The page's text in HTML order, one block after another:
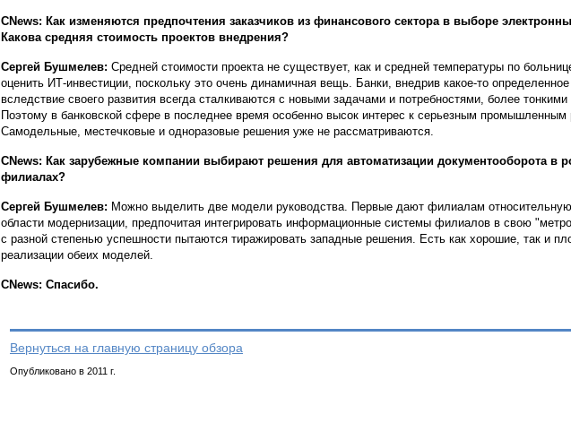
CNews: Как изменяются предпочтения заказчиков из финансового сектора в выборе
Какова средняя стоимость проектов внедрения?
Сергей Бушмелев: Средней стоимости проекта не существует, как и средней температуры по
оценить ИТ-инвестиции, поскольку это очень динамичная вещь. Банки, внедрив какое-то
вследствие своего развития всегда сталкиваются с новыми задачами и потребностями, более
Поэтому в банковской сфере в последнее время особенно высок интерес к серьезным
Самодельные, местечковые и одноразовые решения уже не рассматриваются.
CNews: Как зарубежные компании выбирают решения для автоматизации документооборота в
филиалах?
Сергей Бушмелев: Можно выделить две модели руководства. Первые дают филиалам
области модернизации, предпочитая интегрировать информационные системы филиалов в свою
с разной степенью успешности пытаются тиражировать западные решения. Есть как хорошие, так и
реализации обеих моделей.
CNews: Спасибо.
Вернуться на главную страницу обзора
Опубликовано в 2011 г.